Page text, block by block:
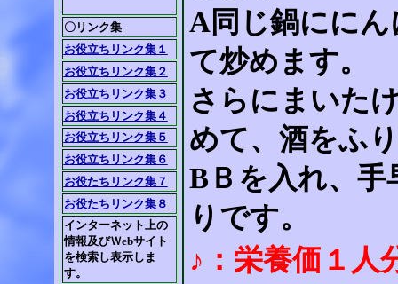
〇リンク集
お役立ちリンク集１
お役立ちリンク集２
お役立ちリンク集３
お役立ちリンク集４
お役立ちリンク集５
お役立ちリンク集６
お役たちリンク集７
お役たちリンク集８
インターネット上の
情報及びＷebサイト
を検索し表示しま
す。
A同じ鍋にに
て炒めます。
さらにまいた
めて、酒をふ
BＢを入れ、手
りです。
♪：栄養価１人